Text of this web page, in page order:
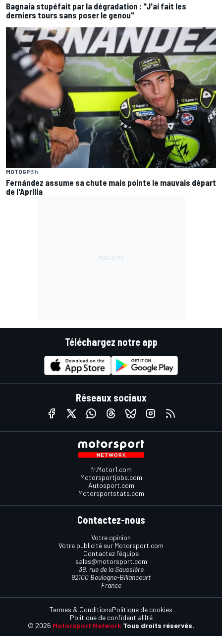
Bagnaia stupéfait par la dégradation : "J'ai fait les
derniers tours sans poser le genou"
MOTOGP3 h
Fernández assume sa chute mais pointe le mauvais départ
de l'Aprilia
Téléchargez notre app
Réseaux sociaux
fr.Motor1.com
Motorsportjobs.com
Autosport.com
Motorsportstats.com
Contactez-nous
Votre opinion
Votre publicité sur Motorsport.com
Contactez l'équipe
sales@motorsport.com
39, rue de la Saussière
92100 Boulogne-Billancourt
France
© 2026 Motorsport Network Tous droits réservés.
Termes & ConditionsPolitique de cookies
Politique de confidentialilté